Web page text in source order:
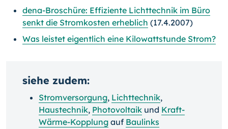
dena-Broschüre: Effiziente Lichttechnik im Büro
senkt die Stromkosten erheblich (17.4.2007)
Was leistet eigentlich eine Kilowattstunde Strom?
siehe zudem:
Stromversorgung, Lichttechnik,
Haustechnik, Photovoltaik und Kraft-
Wärme-Kopplung auf Baulinks